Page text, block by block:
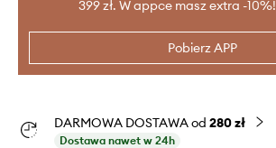
399 zł. W appce masz extra -10%!
Pobierz APP
DARMOWA DOSTAWA od 280 zł
Dostawa nawet w 24h